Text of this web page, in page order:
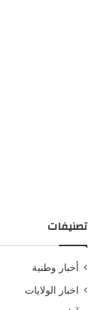
تصنيفات
أخبار وطنية
اخبار الولايات